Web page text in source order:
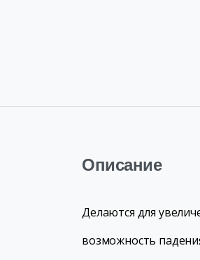
Описание
Делаются для
возможность